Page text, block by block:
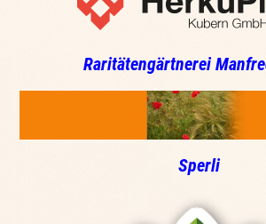
Raritätengärtnerei
Sperli